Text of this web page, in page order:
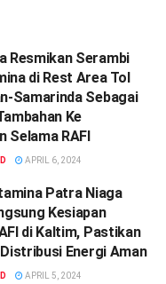
Resmikan Serambi
di Rest Area Tol
Samarinda Sebagai
Ke
Selama RAFI
APRIL 6, 2024
Patra Niaga
Kesiapan
di Kaltim, Pastikan
Energi Aman
APRIL 5, 2024